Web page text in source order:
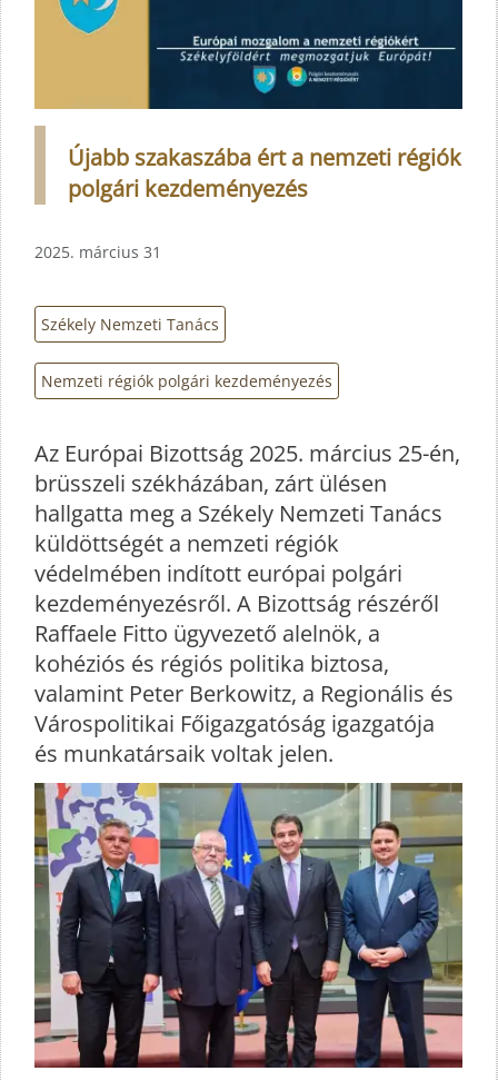
Újabb szakaszába ért a nemzeti régiók
polgári kezdeményezés
2025. március 31
Székely Nemzeti Tanács
Nemzeti régiók polgári kezdeményezés
Az Európai Bizottság 2025. március 25-én,
brüsszeli székházában, zárt ülésen
hallgatta meg a Székely Nemzeti Tanács
küldöttségét a nemzeti régiók
védelmében indított európai polgári
kezdeményezésről. A Bizottság részéről
Raffaele Fitto ügyvezető alelnök, a
kohéziós és régiós politika biztosa,
valamint Peter Berkowitz, a Regionális és
Várospolitikai Főigazgatóság igazgatója
és munkatársaik voltak jelen.